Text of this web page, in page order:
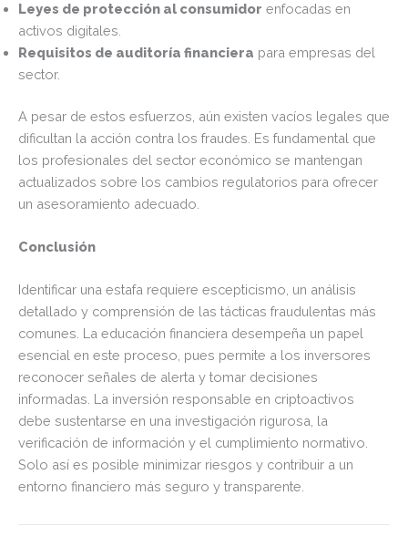
Leyes de protección al consumidor enfocadas en
activos digitales.
Requisitos de auditoría financiera para empresas del
sector.
A pesar de estos esfuerzos, aún existen vacíos legales que
dificultan la acción contra los fraudes. Es fundamental que
los profesionales del sector económico se mantengan
actualizados sobre los cambios regulatorios para ofrecer
un asesoramiento adecuado.
Conclusión
Identificar una estafa requiere escepticismo, un análisis
detallado y comprensión de las tácticas fraudulentas más
comunes. La educación financiera desempeña un papel
esencial en este proceso, pues permite a los inversores
reconocer señales de alerta y tomar decisiones
informadas. La inversión responsable en criptoactivos
debe sustentarse en una investigación rigurosa, la
verificación de información y el cumplimiento normativo.
Solo así es posible minimizar riesgos y contribuir a un
entorno financiero más seguro y transparente.